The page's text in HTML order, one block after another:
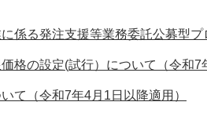
係る発注支援等業務委託公募型
格の設定(試行）について（令和7
て（令和7年4月1日以降適用）